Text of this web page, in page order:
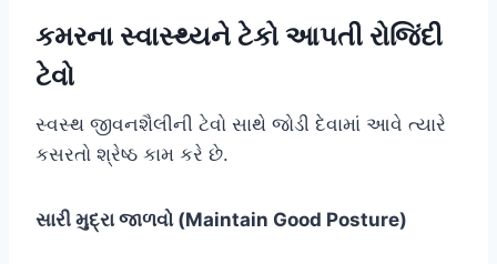
કમરના સ્વાસ્થ્યને ટેકો આપતી રોજિંદી
ટેવો
સ્વસ્થ જીવનશૈલીની ટેવો સાથે જોડી દેવામાં આવે ત્યારે
કસરતો શ્રેષ્ઠ કામ કરે છે.
સારી મુદ્રા જાળવો (Maintain Good Posture)